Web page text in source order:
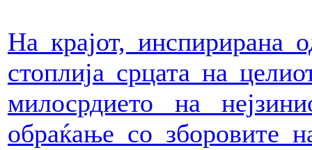
На крајот, инспирирана
стоплија срцата на
милосрдието на
обраќање со зборовите